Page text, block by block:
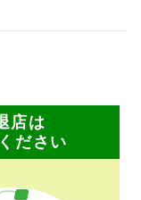
店は
ださい